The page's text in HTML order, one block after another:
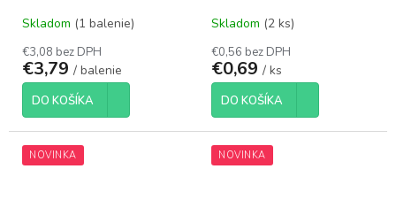
Skladom (1 balenie)
€3,08 bez DPH
€3,79 / balenie
DO KOŠÍKA
Skladom (2 ks)
€0,56 bez DPH
€0,69 / ks
DO KOŠÍKA
NOVINKA NOVINKA